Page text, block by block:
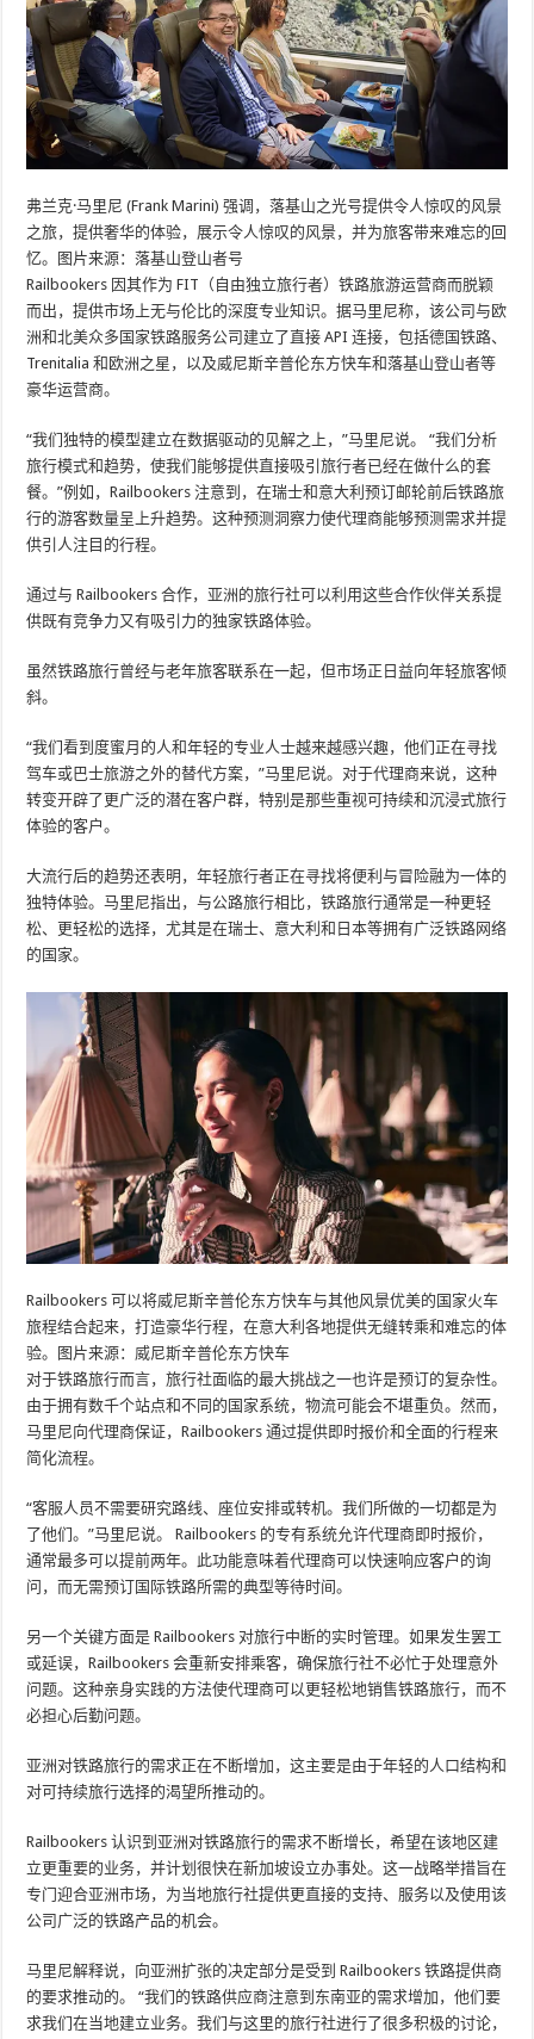
弗兰克·马里尼 (Frank Marini) 强调，落基山之光号提供令人惊叹的风景
之旅，提供奢华的体验，展示令人惊叹的风景，并为旅客带来难忘的回
忆。图片来源：落基山登山者号
Railbookers 因其作为 FIT（自由独立旅行者）铁路旅游运营商而脱颖
而出，提供市场上无与伦比的深度专业知识。据马里尼称，该公司与欧
洲和北美众多国家铁路服务公司建立了直接 API 连接，包括德国铁路、
Trenitalia 和欧洲之星，以及威尼斯辛普伦东方快车和落基山登山者等
豪华运营商。
“我们独特的模型建立在数据驱动的见解之上，”马里尼说。 “我们分析
旅行模式和趋势，使我们能够提供直接吸引旅行者已经在做什么的套
餐。”例如，Railbookers 注意到，在瑞士和意大利预订邮轮前后铁路旅
行的游客数量呈上升趋势。这种预测洞察力使代理商能够预测需求并提
供引人注目的行程。
通过与 Railbookers 合作，亚洲的旅行社可以利用这些合作伙伴关系提
供既有竞争力又有吸引力的独家铁路体验。
虽然铁路旅行曾经与老年旅客联系在一起，但市场正日益向年轻旅客倾
斜。
“我们看到度蜜月的人和年轻的专业人​​士越来越感兴趣，他们正在寻找
驾车或巴士旅游之外的替代方案，”马里尼说。对于代理商来说，这种
转变开辟了更广泛的潜在客户群，特别是那些重视可持续和沉浸式旅行
体验的客户。
大流行后的趋势还表明，年轻旅行者正在寻找将便利与冒险融为一体的
独特体验。马里尼指出，与公路旅行相比，铁路旅行通常是一种更轻
松、更轻松的选择，尤其是在瑞士、意大利和日本等拥有广泛铁路网络
的国家。
Railbookers 可以将威尼斯辛普伦东方快车与其他风景优美的国家火车
旅程结合起来，打造豪华行程，在意大利各地提供无缝转乘和难忘的体
验。图片来源：威尼斯辛普伦东方快车
对于铁路旅行而言，旅行社面临的最大挑战之一也许是预订的复杂性。
由于拥有数千个站点和不同的国家系统，物流可能会不堪重负。然而，
马里尼向代理商保证，Railbookers 通过提供即时报价和全面的行程来
简化流程。
“客服人员不需要研究路线、座位安排或转机。我们所做的一切都是为
了他们。”马里尼说。 Railbookers 的专有系统允许代理商即时报价，
通常最多可以提前两年。此功能意味着代理商可以快速响应客户的询
问，而无需预订国际铁路所需的典型等待时间。
另一个关键方面是 Railbookers 对旅行中断的实时管理。如果发生罢工
或延误，Railbookers 会重新安排乘客，确保旅行社不必忙于处理意外
问题。这种亲身实践的方法使代理商可以更轻松地销售铁路旅行，而不
必担心后勤问题。
亚洲对铁路旅行的需求正在不断增加，这主要是由于年轻的人口结构和
对可持续旅行选择的渴望所推动的。
Railbookers 认识到亚洲对铁路旅行的需求不断增长，希望在该地区建
立更重要的业务，并计划很快在新加坡设立办事处。这一战略举措旨在
专门迎合亚洲市场，为当地旅行社提供更直接的支持、服务以及使用该
公司广泛的铁路产品的机会。
马里尼解释说，向亚洲扩张的决定部分是受到 Railbookers 铁路提供商
的要求推动的。 “我们的铁路供应商注意到东南亚的需求增加，他们要
求我们在当地建立业务。我们与这里的旅行社进行了很多积极的讨论，